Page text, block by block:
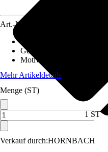
Verkauf durch:HORNBACH
Art.-Nr.
Gewicht
Motivkategorie
Mehr Artikeldetails
Menge (ST)
1 ST